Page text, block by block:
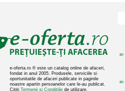
e-oferta.ro ® este un catalog online de afaceri,
fondat in anul 2005. Produsele, serviciile si
oportunitatile de afaceri publicate in paginile
noastre apartin persoanelor care le-au publicat.
Cititi Termenii si Conditiile de utilizare.